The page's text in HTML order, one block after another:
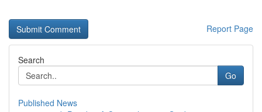
Report Page
Search
Go
Published News